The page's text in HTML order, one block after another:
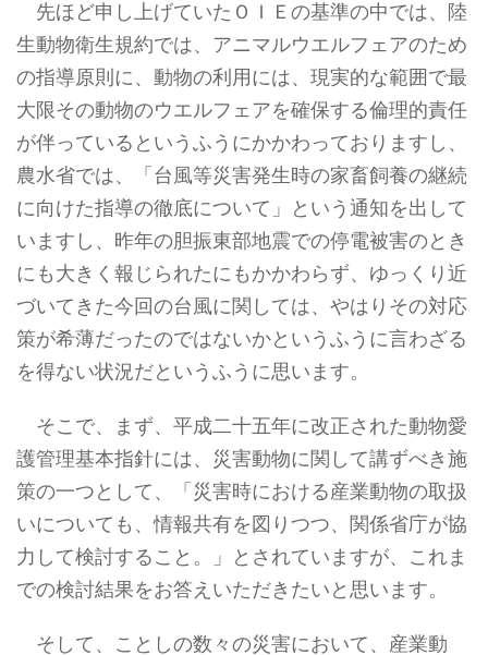
先ほど申し上げていたＯＩＥの基準の中では、陸
生動物衛生規約では、アニマルウエルフェアのため
の指導原則に、動物の利用には、現実的な範囲で最
大限その動物のウエルフェアを確保する倫理的責任
が伴っているというふうにかかわっておりますし、
農水省では、「台風等災害発生時の家畜飼養の継続
に向けた指導の徹底について」という通知を出して
いますし、昨年の胆振東部地震での停電被害のとき
にも大きく報じられたにもかかわらず、ゆっくり近
づいてきた今回の台風に関しては、やはりその対応
策が希薄だったのではないかというふうに言わざる
を得ない状況だというふうに思います。
そこで、まず、平成二十五年に改正された動物愛
護管理基本指針には、災害動物に関して講ずべき施
策の一つとして、「災害時における産業動物の取扱
いについても、情報共有を図りつつ、関係省庁が協
力して検討すること。」とされていますが、これま
での検討結果をお答えいただきたいと思います。
そして、ことしの数々の災害において、産業動